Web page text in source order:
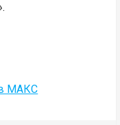
в МАКС